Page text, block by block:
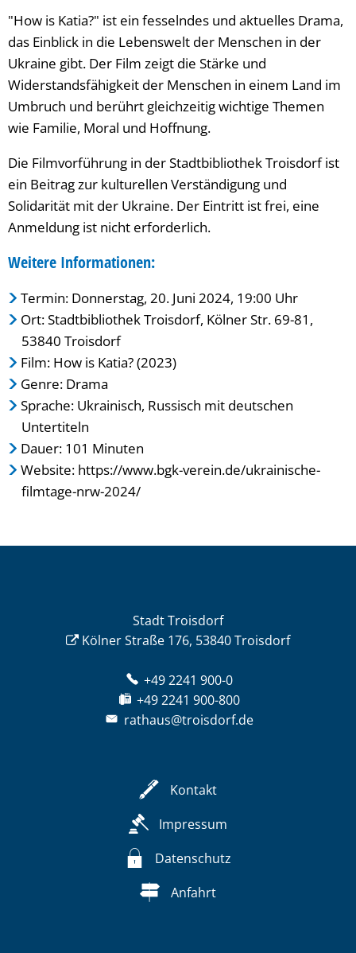
"How is Katia?" ist ein fesselndes und aktuelles Drama,
das Einblick in die Lebenswelt der Menschen in der
Ukraine gibt. Der Film zeigt die Stärke und
Widerstandsfähigkeit der Menschen in einem Land im
Umbruch und berührt gleichzeitig wichtige Themen
wie Familie, Moral und Hoffnung.
Die Filmvorführung in der Stadtbibliothek Troisdorf ist
ein Beitrag zur kulturellen Verständigung und
Solidarität mit der Ukraine. Der Eintritt ist frei, eine
Anmeldung ist nicht erforderlich.
Weitere Informationen:
Termin: Donnerstag, 20. Juni 2024, 19:00 Uhr
Ort: Stadtbibliothek Troisdorf, Kölner Str. 69-81,
53840 Troisdorf
Film: How is Katia? (2023)
Genre: Drama
Sprache: Ukrainisch, Russisch mit deutschen
Untertiteln
Dauer: 101 Minuten
Website: https://www.bgk-verein.de/ukrainische-
filmtage-nrw-2024/
Stadt Troisdorf
Kölner Straße 176, 53840 Troisdorf
+49 2241 900-0
+49 2241 900-800
rathaus@troisdorf.de
Kontakt
Impressum
Datenschutz
Anfahrt